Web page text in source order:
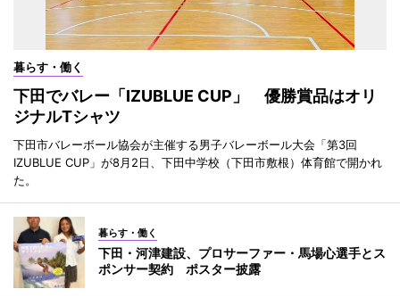
暮らす・働く
下田でバレー「IZUBLUE CUP」 優勝賞品はオリ
ジナルTシャツ
下田市バレーボール協会が主催する男子バレーボール大会「第3回
IZUBLUE CUP」が8月2日、下田中学校（下田市敷根）体育館で開かれ
た。
暮らす・働く
下田・河津建設、プロサーファー・馬場心選手とス
ポンサー契約 ポスター披露